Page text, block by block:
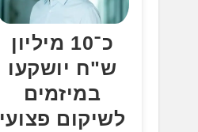
כ־10 מיליון
ש"ח יושקעו
במיזמים
לשיקום פצועי